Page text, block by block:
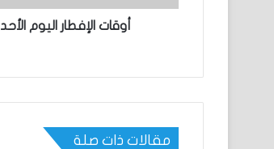
أوقات الإفطار اليوم الأحد 27 رمضان
مقالات ذات صلة